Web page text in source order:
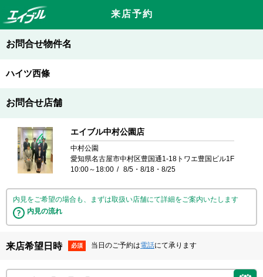
来店予約
お問合せ物件名
ハイツ西條
お問合せ店舗
エイブル中村公園店
中村公園
愛知県名古屋市中村区豊国通1-18トワエ豊国ビル1F
10:00～18:00
8/5・8/18・8/25
内見をご希望の場合も、まずは取扱い店舗にて詳細をご案内いたします
内見の流れ
来店希望日時 必須 当日のご予約は電話にて承ります